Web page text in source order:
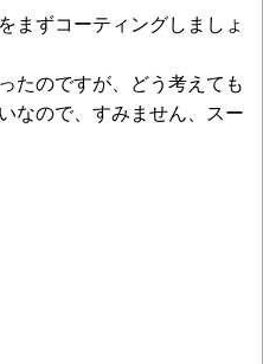
まずコーティングしましょ
たのですが、どう考えても
なので、すみません、スー